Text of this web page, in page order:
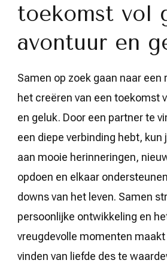
toekomst vol
avontuur en
Samen op zoek gaan naar
het creëren van een toekomst
en geluk. Door een partner te
een diepe verbinding hebt, kun
aan mooie herinneringen,
opdoen en elkaar
downs van het leven. Samen
persoonlijke ontwikkeling en
vreugdevolle momenten
vinden van liefde des te